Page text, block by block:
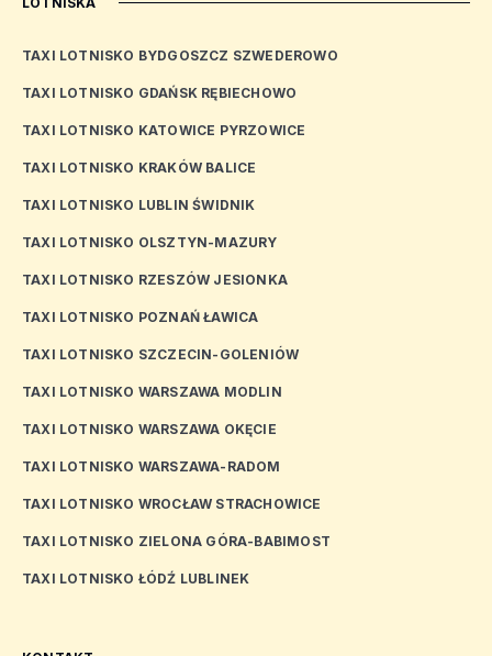
TAXI LOTNISKO BYDGOSZCZ SZWEDEROWO
TAXI LOTNISKO GDAŃSK RĘBIECHOWO
TAXI LOTNISKO KATOWICE PYRZOWICE
TAXI LOTNISKO KRAKÓW BALICE
TAXI LOTNISKO LUBLIN ŚWIDNIK
TAXI LOTNISKO OLSZTYN-MAZURY
TAXI LOTNISKO RZESZÓW JESIONKA
TAXI LOTNISKO POZNAŃ ŁAWICA
TAXI LOTNISKO SZCZECIN-GOLENIÓW
TAXI LOTNISKO WARSZAWA MODLIN
TAXI LOTNISKO WARSZAWA OKĘCIE
TAXI LOTNISKO WARSZAWA-RADOM
TAXI LOTNISKO WROCŁAW STRACHOWICE
TAXI LOTNISKO ZIELONA GÓRA-BABIMOST
TAXI LOTNISKO ŁÓDŹ LUBLINEK